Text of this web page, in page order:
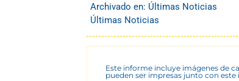
Archivado en: Últimas Noticias
Últimas Noticias
Este informe incluye imágenes de
pueden ser impresas junto con